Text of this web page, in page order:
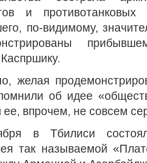
и
по-видимому,
желая
об идее
ее, впрочем, не совсем
в Тбилиси
так называемой